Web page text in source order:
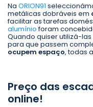
Na ORION91
metálicas dobráveis em
facilitar as tarefas
alumínioforam
Quando quiser utilizá-
para que passem
ocupem espaço, todas
Preço das
online!